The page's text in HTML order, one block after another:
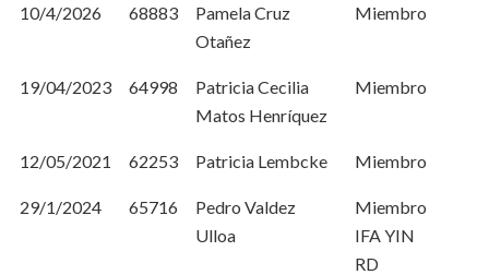
10/4/2026 68883
Pamela Cruz
Otañez
Miembro
19/04/2023 64998
Patricia Cecilia
Matos Henríquez
Miembro
12/05/2021 62253 Patricia Lembcke Miembro
29/1/2024 65716
Pedro Valdez
Ulloa
Miembro
IFA YIN
RD